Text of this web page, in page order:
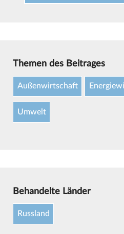
Themen des Beitrages
Außenwirtschaft
Umwelt
Behandelte Länder
Russland